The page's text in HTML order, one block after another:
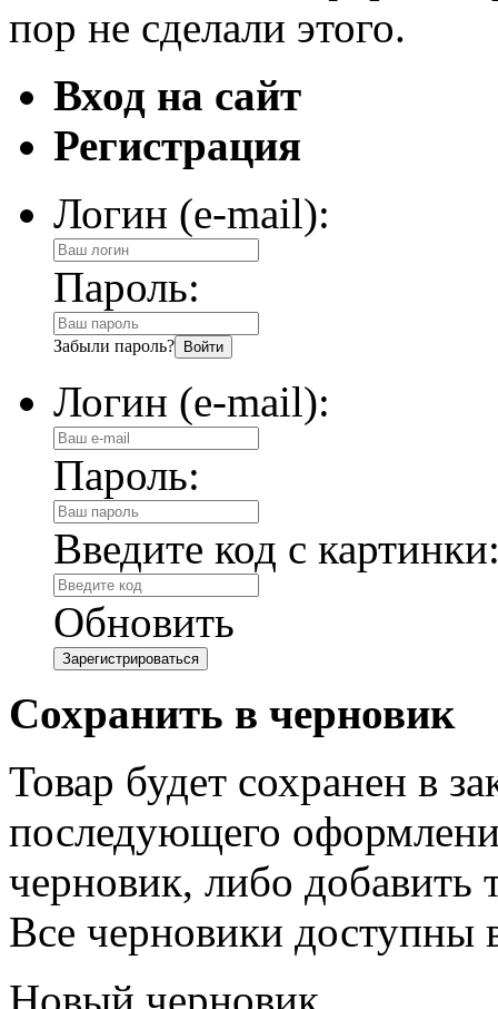
пор не сделали этого.
Вход на сайт
Регистрация
Логин (e-mail):
Пароль:
Забыли пароль?
Логин (e-mail):
Пароль:
Введите код с
Обновить
Сохранить в черновик
Товар будет сохранен в
последующего
черновик, либо добавить
Все черновики
Новый черновик